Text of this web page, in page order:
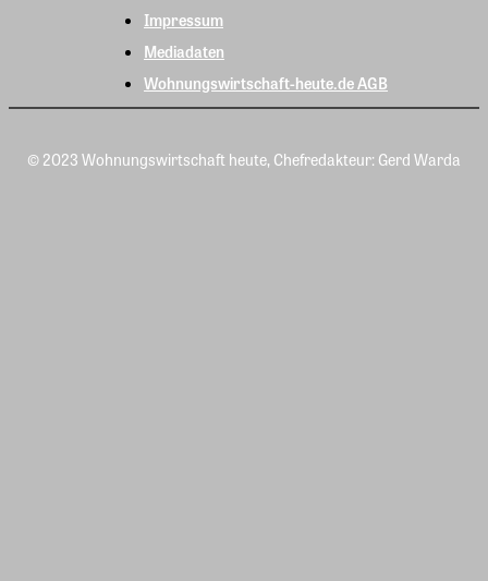
Impressum
Mediadaten
Wohnungswirtschaft-heute.de AGB
© 2023 Wohnungswirtschaft heute, Chefredakteur: Gerd Warda